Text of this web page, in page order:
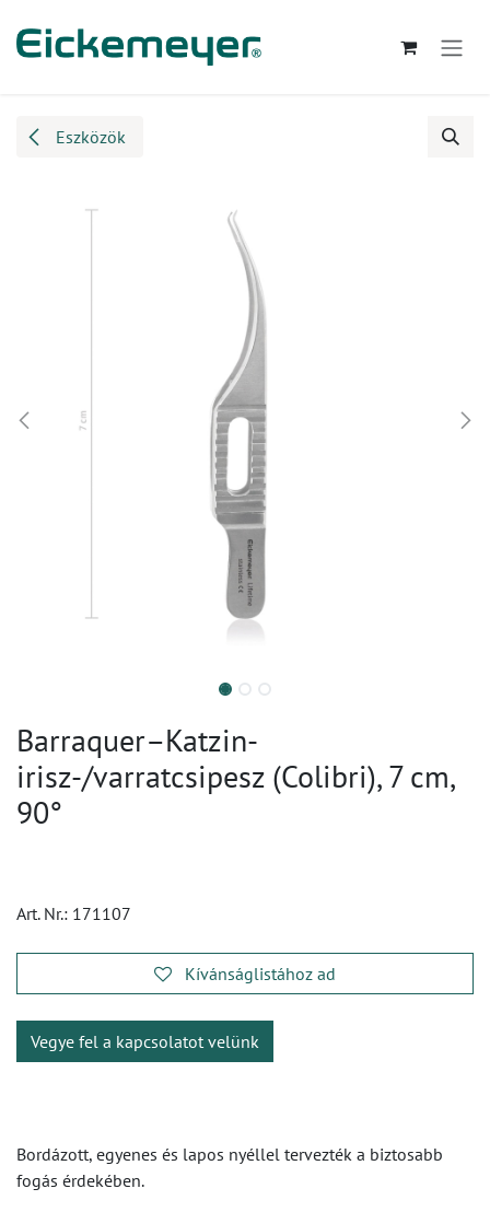
Eszközök
Barraquer–Katzin-
irisz-/varratcsipesz (Colibri), 7 cm,
90°
Art. Nr.: 171107
Kívánságlistához ad
Vegye fel a kapcsolatot velünk
Bordázott, egyenes és lapos nyéllel tervezték a biztosabb
fogás érdekében.